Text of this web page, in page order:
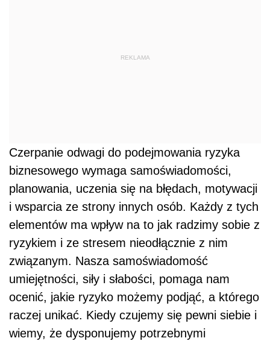
REKLAMA
Czerpanie odwagi do podejmowania ryzyka
biznesowego wymaga samoświadomości,
planowania, uczenia się na błędach, motywacji
i wsparcia ze strony innych osób. Każdy z tych
elementów ma wpływ na to jak radzimy sobie z
ryzykiem i ze stresem nieodłącznie z nim
związanym. Nasza samoświadomość
umiejętności, siły i słabości, pomaga nam
ocenić, jakie ryzyko możemy podjąć, a którego
raczej unikać. Kiedy czujemy się pewni siebie i
wiemy, że dysponujemy potrzebnymi